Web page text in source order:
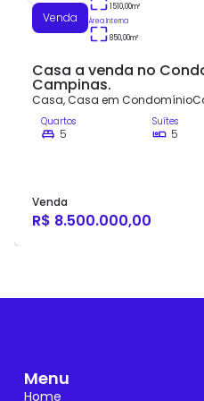
Venda
1510,00m²
Área Interna
850,00m²
Casa a venda no
Campinas.
Casa,Casa em Condomínio
Quartos
5
Suítes
5
Venda
R$ 8.500.000,00
Menu
Home